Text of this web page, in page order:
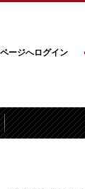
ージへログイン